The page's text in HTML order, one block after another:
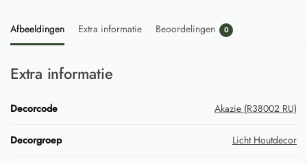
Afbeeldingen Extra informatie Beoordelingen 0
Extra informatie
Decorcode Akazie (R38002 RU)
Decorgroep Licht Houtdecor